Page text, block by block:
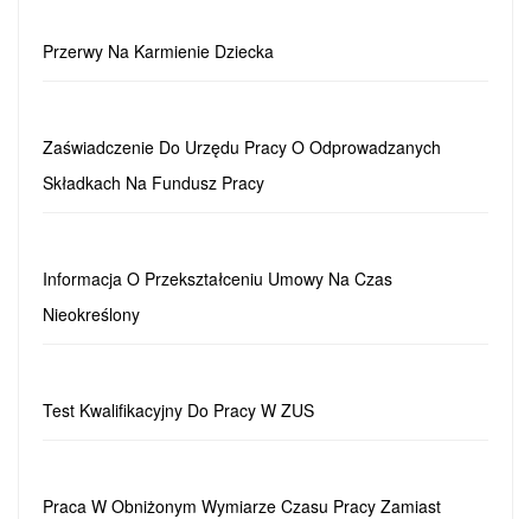
Przerwy Na Karmienie Dziecka
Zaświadczenie Do Urzędu Pracy O Odprowadzanych
Składkach Na Fundusz Pracy
Informacja O Przekształceniu Umowy Na Czas
Nieokreślony
Test Kwalifikacyjny Do Pracy W ZUS
Praca W Obniżonym Wymiarze Czasu Pracy Zamiast